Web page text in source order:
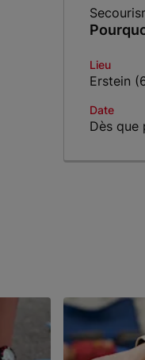
Lieu
Erstein
Date
Dès que